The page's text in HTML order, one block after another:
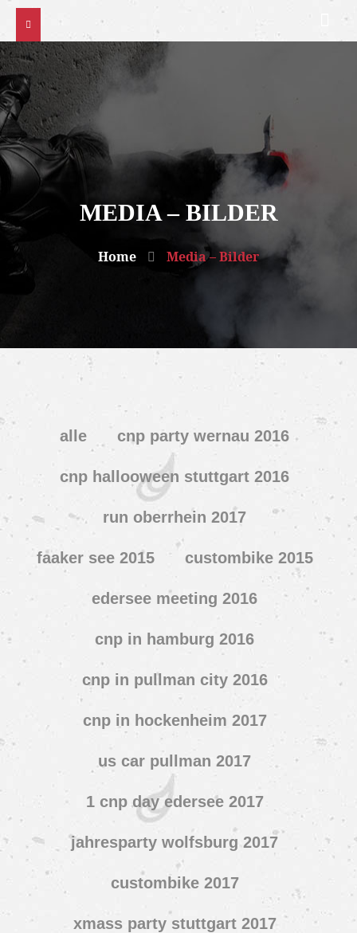
MEDIA – BILDER
Home Media – Bilder
alle cnp party wernau 2016
cnp hallooween stuttgart 2016
run oberrhein 2017
faaker see 2015 custombike 2015
edersee meeting 2016
cnp in hamburg 2016
cnp in pullman city 2016
cnp in hockenheim 2017
us car pullman 2017
1 cnp day edersee 2017
jahresparty wolfsburg 2017
custombike 2017
xmass party stuttgart 2017